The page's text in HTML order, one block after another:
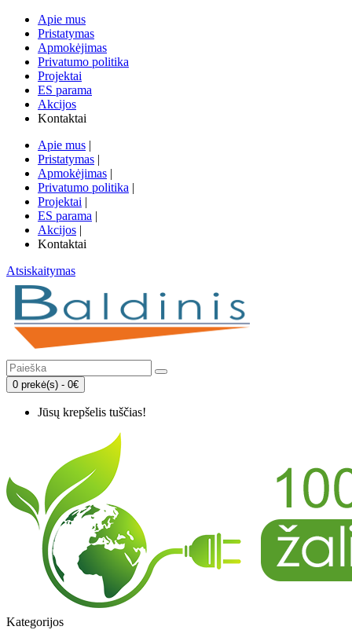
Apie mus
Pristatymas
Apmokėjimas
Privatumo politika
Projektai
ES parama
Akcijos
Kontaktai
Apie mus |
Pristatymas |
Apmokėjimas |
Privatumo politika |
Projektai |
ES parama |
Akcijos |
Kontaktai
Atsiskaitymas
0 prekė(s) - 0€
Jūsų krepšelis tuščias!
Kategorijos